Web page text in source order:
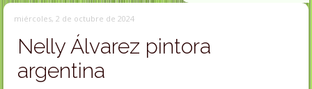
miércoles, 2 de octubre de 2024
Nelly Álvarez pintora
argentina